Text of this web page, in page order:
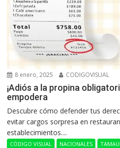
8 enero, 2025 CODIGOVISUAL
¡Adiós a la propina
empodera
Descubre cómo defender tus
evitar cargos sorpresa en
establecimientos....
CÓDIGO VISUAL NACIONALES